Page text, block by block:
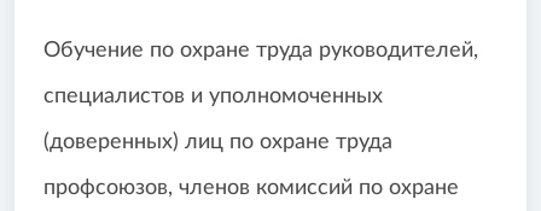
Обучение по охране труда руководителей,
специалистов и уполномоченных
(доверенных) лиц по охране труда
профсоюзов, членов комиссий по охране